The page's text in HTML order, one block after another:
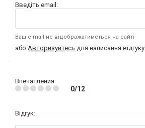
Введіть email:
Ваш e-mail не відображатиметься на сайті
або Авторизуйтесь для написання відгуку
Впечатления
0/12
Відгук: